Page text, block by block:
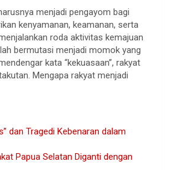
menjadi pengayom bagi
kenyamanan, keamanan, serta
roda aktivitas kemajuan
bermutasi menjadi momok yang
kata “kekuasaan”, rakyat
Mengapa rakyat menjadi
dan Tragedi Kebenaran dalam
Papua Selatan Diganti dengan